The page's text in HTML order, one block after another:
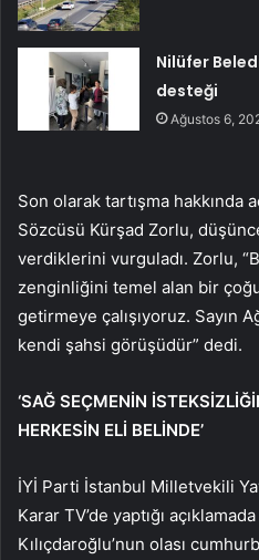
Nilüfer
desteği
Ağustos 6,
Son olarak tartışma hakkında
Sözcüsü Kürşad Zorlu,
verdiklerini vurguladı. Zorlu,
zenginliğini temel alan bir
getirmeye çalışıyoruz. Sayın
kendi şahsi görüşüdür” dedi.
‘SAĞ SEÇMENİN
HERKESİN ELİ BELİNDE’
İYİ Parti İstanbul Milletvekili
Karar TV’de yaptığı
Kılıçdaroğlu’nun olası